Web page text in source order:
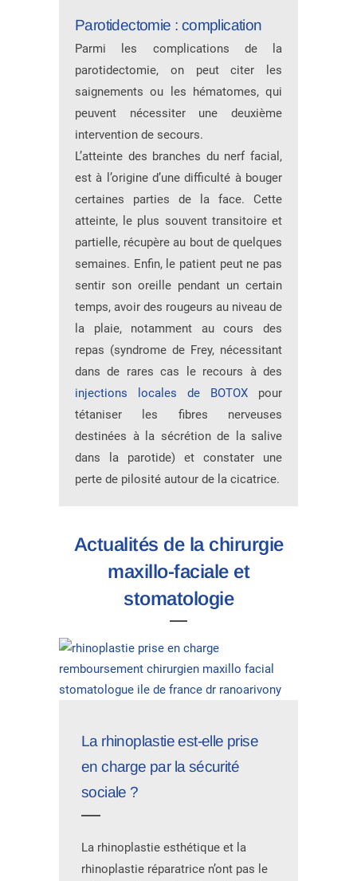
Parotidectomie : complication
Parmi les complications de la
parotidectomie, on peut citer les
saignements ou les hématomes, qui
peuvent nécessiter une deuxième
intervention de secours.
L’atteinte des branches du nerf facial,
est à l’origine d’une difficulté à bouger
certaines parties de la face. Cette
atteinte, le plus souvent transitoire et
partielle, récupère au bout de quelques
semaines. Enfin, le patient peut ne pas
sentir son oreille pendant un certain
temps, avoir des rougeurs au niveau de
la plaie, notamment au cours des
repas (syndrome de Frey, nécessitant
dans de rares cas le recours à des
injections locales de BOTOX pour
tétaniser les fibres nerveuses
destinées à la sécrétion de la salive
dans la parotide) et constater une
perte de pilosité autour de la cicatrice.
Actualités de la chirurgie
maxillo-faciale et
stomatologie
La rhinoplastie est-elle prise
en charge par la sécurité
sociale ?
La rhinoplastie esthétique et la
rhinoplastie réparatrice n’ont pas le